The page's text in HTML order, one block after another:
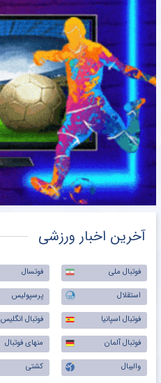
آخرین اخبار ورزشی
فوتبال ملی فوتسال
استقلال
پرسپولیس
فوتبال اسپانیا
فوتبال انگلیس
فوتبال آلمان
منهای فوتبال
والیبال
کشتی